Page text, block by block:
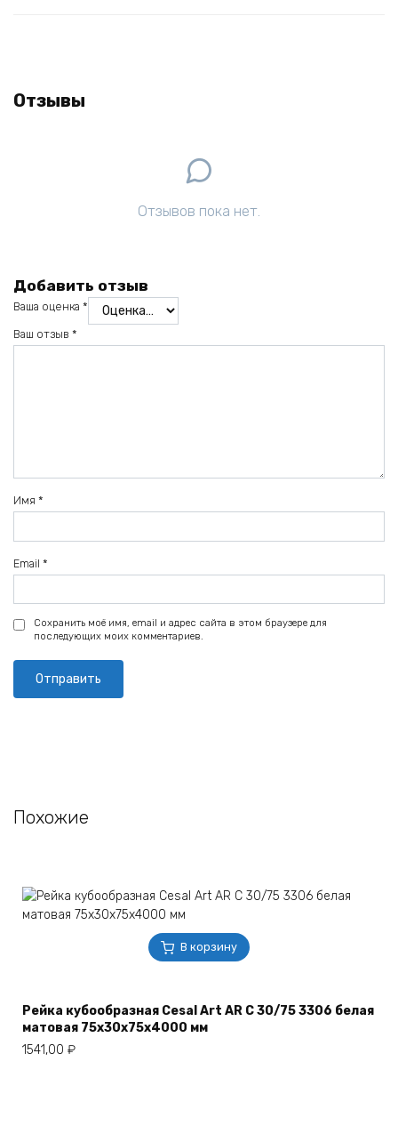
Отзывы
Отзывов пока нет.
Добавить отзыв
Ваша оценка *
Ваш отзыв *
Имя *
Email *
Сохранить моё имя, email и адрес сайта в этом браузере для
последующих моих комментариев.
Похожие
В корзину
Рейка кубообразная Cesal Art AR С 30/75 3306 белая
матовая 75х30х75х4000 мм
1541,00 ₽